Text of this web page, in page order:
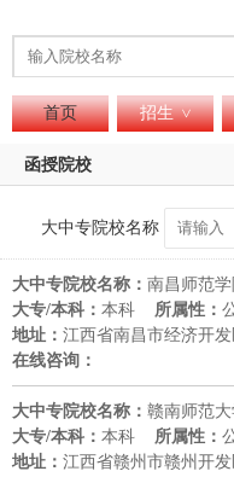
首页 招生 >
函授院校
大中专院校名称
大中专院校名称： 南昌师范
大专/本科： 本科 所属性：
地址： 江西省南昌市经济开
在线咨询：
大中专院校名称： 赣南师范
大专/本科： 本科 所属性：
地址： 江西省赣州市赣州开